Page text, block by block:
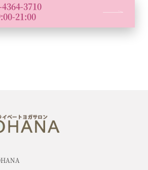
3710
21:00